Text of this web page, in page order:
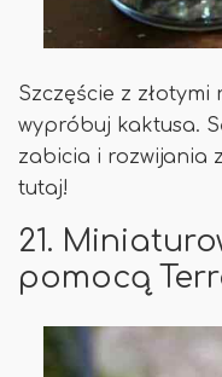
Szczęście z
wypróbuj kaktusa.
zabicia i rozwijania
tutaj!
21.
pomocą